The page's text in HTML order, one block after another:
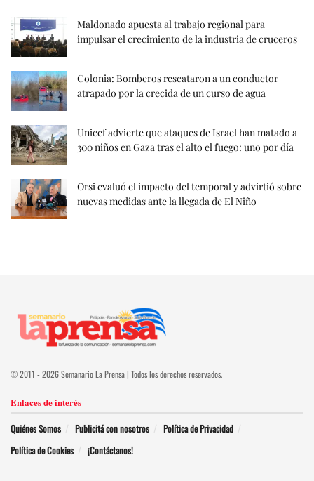
Maldonado apuesta al trabajo regional para
impulsar el crecimiento de la industria de cruceros
Colonia: Bomberos rescataron a un conductor
atrapado por la crecida de un curso de agua
Unicef advierte que ataques de Israel han matado a
300 niños en Gaza tras el alto el fuego: uno por día
Orsi evaluó el impacto del temporal y advirtió sobre
nuevas medidas ante la llegada de El Niño
© 2011 - 2026 Semanario La Prensa | Todos los derechos reservados.
Enlaces de interés
Quiénes Somos Publicitá con nosotros
Política de Privacidad
Política de Cookies
¡Contáctanos!